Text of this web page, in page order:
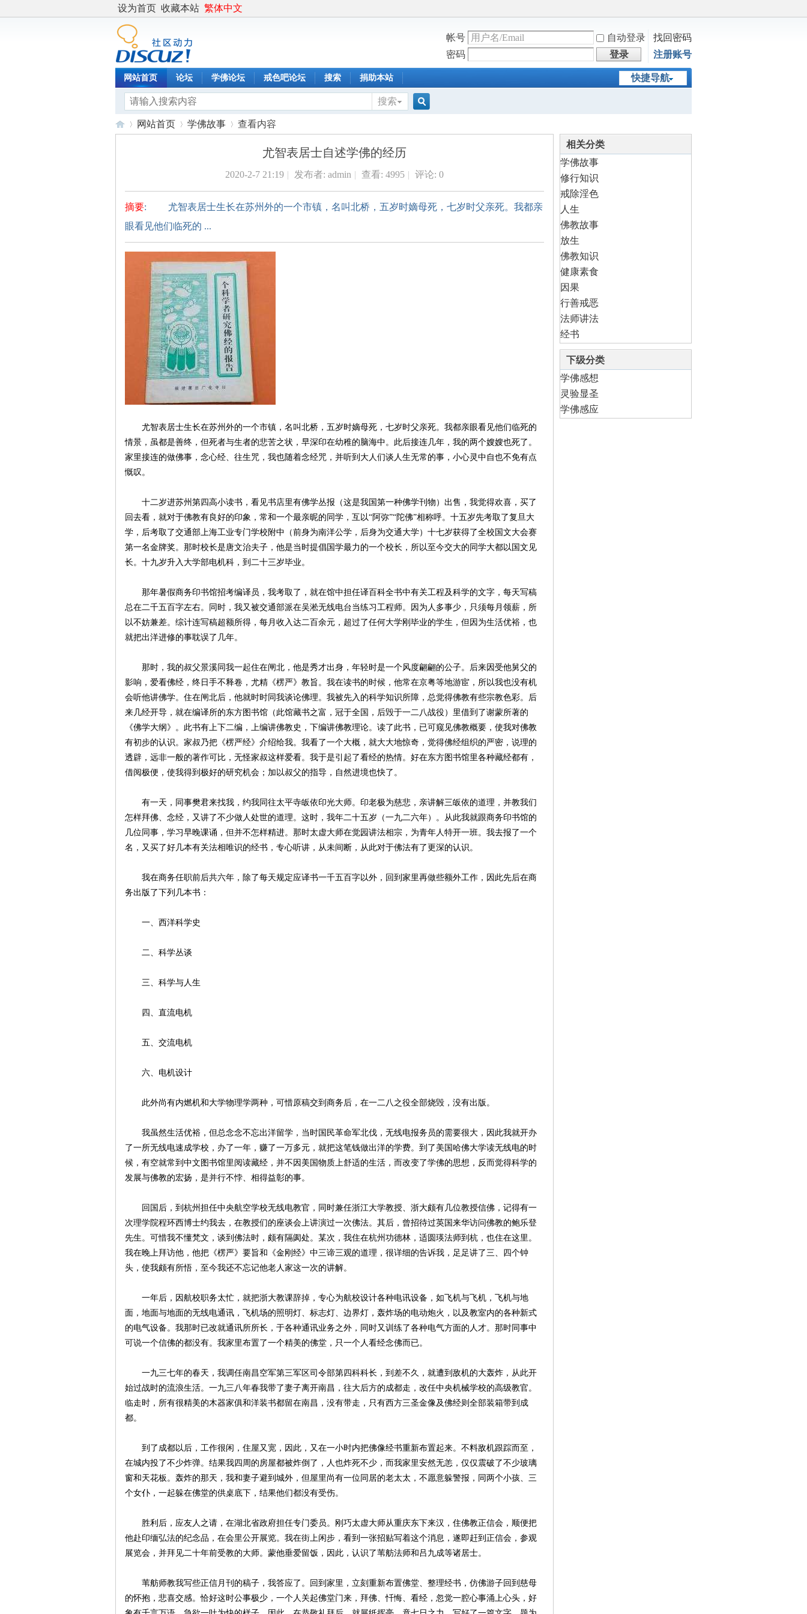
设为首页 收藏本站 繁体中文
帐号 自动登录
找回密码
密码
登录 注册账号
快捷导航
网站首页 论坛 学佛论坛 戒色吧论坛 搜索 捐助本站
搜索
索
网站首页 学佛故事
›
查看内容
尤智表居士自述学佛的经历
2020-2-7 21:19 | 发布者: admin | 查看: 4995 | 评论: 0
摘要: 尤智表居士生长在苏州外的一个市镇，名叫北桥，五岁时嫡母死，七岁时父亲死。我都亲
眼看见他们临死的 ...
尤智表居士生长在苏州外的一个市镇，名叫北桥，五岁时嫡母死，七岁时父亲死。我都亲眼看见他们临死的
情景，虽都是善终，但死者与生者的悲苦之状，早深印在幼稚的脑海中。此后接连几年，我的两个嫂嫂也死了。
家里接连的做佛事，念心经、往生咒，我也随着念经咒，并听到大人们谈人生无常的事，小心灵中自也不免有点
慨叹。
十二岁进苏州第四高小读书，看见书店里有佛学丛报（这是我国第一种佛学刊物）出售，我觉得欢喜，买了
回去看，就对于佛教有良好的印象，常和一个最亲昵的同学，互以“阿弥”“陀佛”相称呼。十五岁先考取了复旦大
学，后考取了交通部上海工业专门学校附中（前身为南洋公学，后身为交通大学）十七岁获得了全校国文大会赛
第一名金牌奖。那时校长是唐文治夫子，他是当时提倡国学最力的一个校长，所以至今交大的同学大都以国文见
长。十九岁升入大学部电机科，到二十三岁毕业。
那年暑假商务印书馆招考编译员，我考取了，就在馆中担任译百科全书中有关工程及科学的文字，每天写稿
总在二千五百字左右。同时，我又被交通部派在吴淞无线电台当练习工程师。因为人多事少，只须每月领薪，所
以不妨兼差。综计连写稿超额所得，每月收入达二百余元，超过了任何大学刚毕业的学生，但因为生活优裕，也
就把出洋进修的事耽误了几年。
那时，我的叔父景溪同我一起住在闸北，他是秀才出身，年轻时是一个风度翩翩的公子。后来因受他舅父的
影响，爱看佛经，终日手不释卷，尤精《楞严》教旨。我在读书的时候，他常在京粤等地游宦，所以我也没有机
会听他讲佛学。住在闸北后，他就时时同我谈论佛理。我被先入的科学知识所障，总觉得佛教有些宗教色彩。后
来几经开导，就在编译所的东方图书馆（此馆藏书之富，冠于全国，后毁于一二八战役）里借到了谢蒙所著的
《佛学大纲》。此书有上下二编，上编讲佛教史，下编讲佛教理论。读了此书，已可窥见佛教概要，使我对佛教
有初步的认识。家叔乃把《楞严经》介绍给我。我看了一个大概，就大大地惊奇，觉得佛经组织的严密，说理的
透辟，远非一般的著作可比，无怪家叔这样爱看。我于是引起了看经的热情。好在东方图书馆里各种藏经都有，
借阅极便，使我得到极好的研究机会；加以叔父的指导，自然进境也快了。
有一天，同事樊君来找我，约我同往太平寺皈依印光大师。印老极为慈悲，亲讲解三皈依的道理，并教我们
怎样拜佛、念经，又讲了不少做人处世的道理。这时，我年二十五岁（一九二六年）。从此我就跟商务印书馆的
几位同事，学习早晚课诵，但并不怎样精进。那时太虚大师在觉园讲法相宗，为青年人特开一班。我去报了一个
名，又买了好几本有关法相唯识的经书，专心听讲，从未间断，从此对于佛法有了更深的认识。
我在商务任职前后共六年，除了每天规定应译书一千五百字以外，回到家里再做些额外工作，因此先后在商
务出版了下列几本书：
一、西洋科学史
二、科学丛谈
三、科学与人生
四、直流电机
五、交流电机
六、电机设计
此外尚有内燃机和大学物理学两种，可惜原稿交到商务后，在一二八之役全部烧毁，没有出版。
我虽然生活优裕，但总念念不忘出洋留学，当时国民革命军北伐，无线电报务员的需要很大，因此我就开办
了一所无线电速成学校，办了一年，赚了一万多元，就把这笔钱做出洋的学费。到了美国哈佛大学读无线电的时
候，有空就常到中文图书馆里阅读藏经，并不因美国物质上舒适的生活，而改变了学佛的思想，反而觉得科学的
发展与佛教的宏扬，是并行不悖、相得益彰的事。
回国后，到杭州担任中央航空学校无线电教官，同时兼任浙江大学教授、浙大颇有几位教授信佛，记得有一
次理学院程环西博士约我去，在教授们的座谈会上讲演过一次佛法。其后，曾招待过英国来华访问佛教的鲍乐登
先生。可惜我不懂梵文，谈到佛法时，颇有隔阂处。某次，我住在杭州功德林，适圆瑛法师到杭，也住在这里。
我在晚上拜访他，他把《楞严》要旨和《金刚经》中三谛三观的道理，很详细的告诉我，足足讲了三、四个钟
头，使我颇有所悟，至今我还不忘记他老人家这一次的讲解。
一年后，因航校职务太忙，就把浙大教课辞掉，专心为航校设计各种电讯设备，如飞机与飞机，飞机与地
面，地面与地面的无线电通讯，飞机场的照明灯、标志灯、边界灯，轰炸场的电动炮火，以及教室内的各种新式
的电气设备。我那时已改就通讯所所长，于各种通讯业务之外，同时又训练了各种电气方面的人才。那时同事中
可说一个信佛的都没有。我家里布置了一个精美的佛堂，只一个人看经念佛而已。
一九三七年的春天，我调任南昌空军第三军区司令部第四科科长，到差不久，就遭到敌机的大轰炸，从此开
始过战时的流浪生活。一九三八年春我带了妻子离开南昌，往大后方的成都走，改任中央机械学校的高级教官。
临走时，所有很精美的木器家俱和洋装书都留在南昌，没有带走，只有西方三圣金像及佛经则全部装箱带到成
都。
到了成都以后，工作很闲，住屋又宽，因此，又在一小时内把佛像经书重新布置起来。不料敌机跟踪而至，
在城内投了不少炸弹。结果我四周的房屋都被炸倒了，人也炸死不少，而我家里安然无恙，仅仅震破了不少玻璃
窗和天花板。轰炸的那天，我和妻子避到城外，但屋里尚有一位同居的老太太，不愿意躲警报，同两个小孩、三
个女仆，一起躲在佛堂的供桌底下，结果他们都没有受伤。
胜利后，应友人之请，在湖北省政府担任专门委员。刚巧太虚大师从重庆东下来汉，住佛教正信会，顺便把
他赴印缅弘法的纪念品，在会里公开展览。我在街上闲步，看到一张招贴写着这个消息，遂即赶到正信会，参观
展览会，并拜见二十年前受教的大师。蒙他垂爱留饭，因此，认识了苇舫法师和吕九成等诸居士。
苇舫师教我写些正信月刊的稿子，我答应了。回到家里，立刻重新布置佛堂、整理经书，仿佛游子回到慈母
的怀抱，悲喜交感。恰好这时公事极少，一个人关起佛堂门来，拜佛、忏悔、看经，忽觉一腔心事涌上心头，好
相关分类
学佛故事
修行知识
戒除淫色
人生
佛教故事
放生
佛教知识
健康素食
因果
行善戒恶
法师讲法
经书
下级分类
学佛感想
灵验显圣
学佛感应